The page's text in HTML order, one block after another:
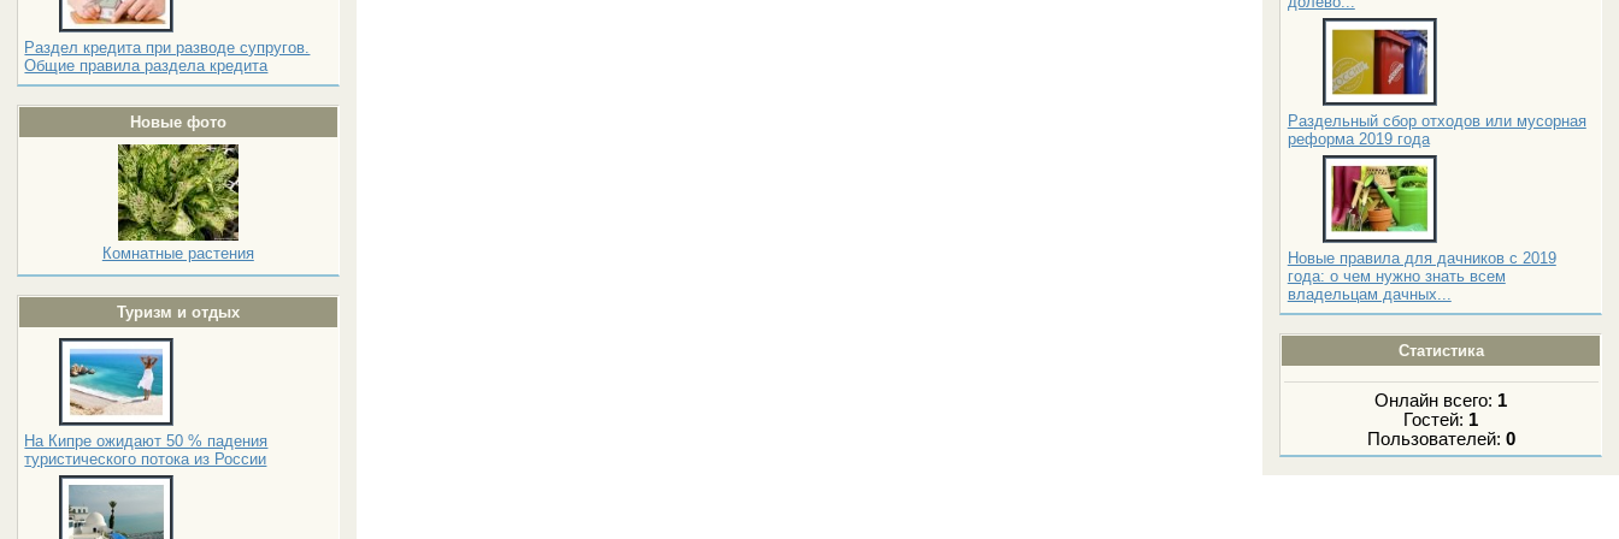
Раздел кредита при разводе супругов.
Общие правила раздела кредита
Новые фото
Комнатные растения
Туризм и отдых
На Кипре ожидают 50 % падения
туристического потока из России
Раздельный сбор отходов или мусорная
реформа 2019 года
Новые правила для дачников с 2019
года: о чем нужно знать всем
владельцам дачных...
Статистика
Онлайн всего: 1
Гостей: 1
Пользователей: 0